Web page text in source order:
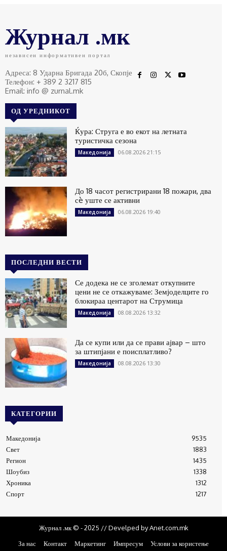
Журнал .мк
независен информативен портал
Адреса: 8 Ударна Бригада 20б, Скопје
Телефон: + 389 2 3217 815
Email: info @ zurnal.mk
ОД УРЕДНИКОТ
Ќура: Струга е во екот на летната
туристичка сезона
Македонија 06.08.2026 21:15
До 18 часот регистрирани 18 пожари, два
сè уште се активни
Македонија 06.08.2026 19:40
ПОСЛЕДНИ ВЕСТИ
Се додека не се зголемат откупните
цени не се откажуваме: Земјоделците го
блокираа центарот на Струмица
Македонија 08.08.2026 13:32
Да се купи или да се прави ајвар – што
за штипјани е поисплатливо?
Македонија 08.08.2026 13:30
КАТЕГОРИИ
Македонија
9535
Свет
1883
Регион
1435
Шоубиз
1338
Хроника
1312
Спорт
1217
Журнал .мк © - 2025 // Develped by Anet.com.mk
За нас
Контакт Маркетинг Импресум Услови за користење